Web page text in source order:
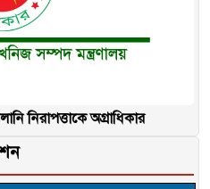
নিরাপত্তাকে অগ্রাধিকার